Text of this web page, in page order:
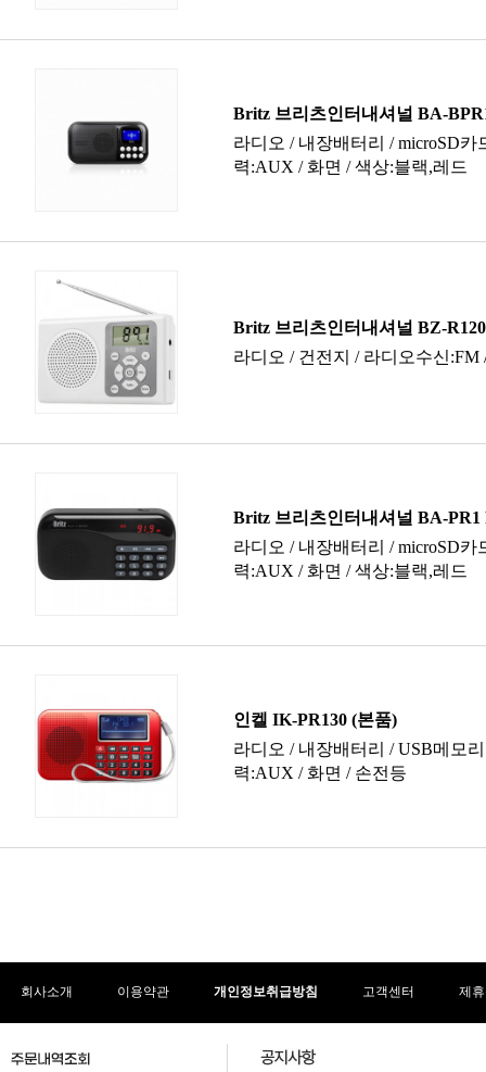
회사소개 이용약관 개인정보취급방침 고객센터 제